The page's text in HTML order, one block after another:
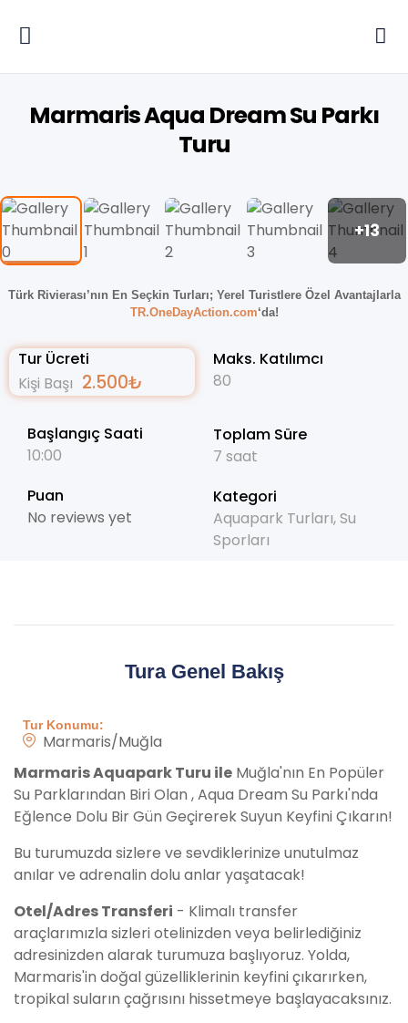
Marmaris Aqua Dream Su Parkı
Turu
+13
Türk Rivierası’nın En Seçkin Turları; Yerel Turistlere Özel Avantajlarla
TR.OneDayAction.com‘da!
Tur Ücreti
Kişi Başı 2.500₺
Başlangıç Saati
10:00
Puan
No reviews yet
Maks. Katılımcı
80
Toplam Süre
7 saat
Kategori
Aquapark Turları,Su
Sporları
Tura Genel Bakış
Tur Konumu:
Marmaris/Muğla
Marmaris Aquapark Turu ile Muğla'nın En Popüler
Su Parklarından Biri Olan , Aqua Dream Su Parkı'nda
Eğlence Dolu Bir Gün Geçirerek Suyun Keyfini Çıkarın!
Bu turumuzda sizlere ve sevdiklerinize unutulmaz
anılar ve adrenalin dolu anlar yaşatacak!
Otel/Adres Transferi - Klimalı transfer
araçlarımızla sizleri otelinizden veya belirlediğiniz
adresinizden alarak turumuza başlıyoruz. Yolda,
Marmaris'in doğal güzelliklerinin keyfini çıkarırken,
tropikal suların çağrısını hissetmeye başlayacaksınız.